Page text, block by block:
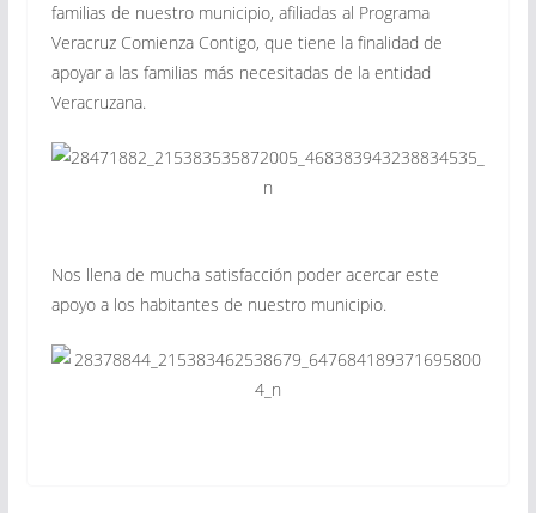
familias de nuestro municipio, afiliadas al Programa
Veracruz Comienza Contigo, que tiene la finalidad de
apoyar a las familias más necesitadas de la entidad
Veracruzana.
Nos llena de mucha satisfacción poder acercar este
apoyo a los habitantes de nuestro municipio.